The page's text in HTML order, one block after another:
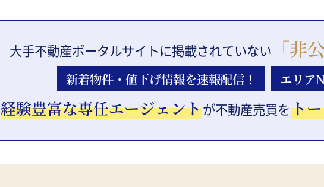
大手不動産ポータルサイトに掲載されていない 「非
新着物件・値下げ情報を速報配信！ エリア
経験豊富な専任エージェントが不動産売買をト